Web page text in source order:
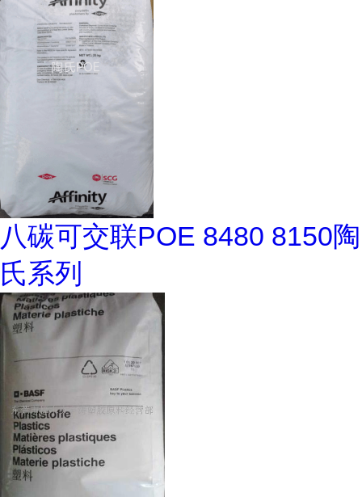
八碳可交联POE 8480 8150陶
氏系列